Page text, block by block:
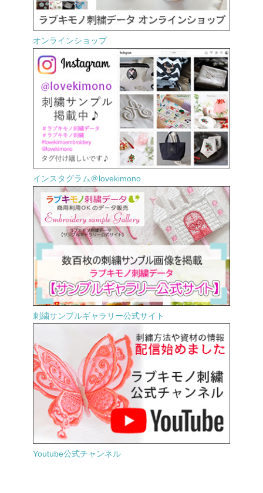
オンラインショップ
インスタグラム＠lovekimono
刺繍サンプルギャラリー公式サイト
Youtube公式チャンネル